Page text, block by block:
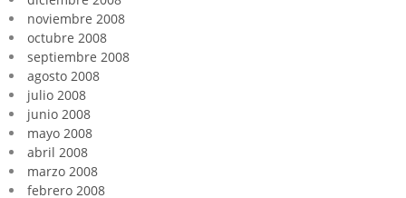
noviembre 2008
octubre 2008
septiembre 2008
agosto 2008
julio 2008
junio 2008
mayo 2008
abril 2008
marzo 2008
febrero 2008